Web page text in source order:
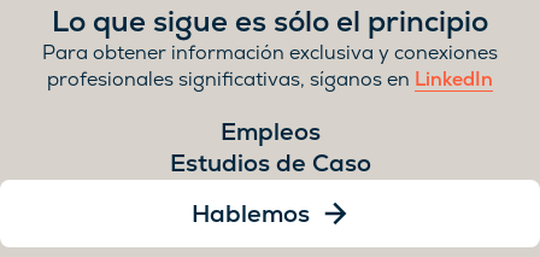
Lo que sigue es sólo el principio
Para obtener información exclusiva y conexiones
profesionales significativas, síganos en LinkedIn
Empleos
Estudios de Caso
Hablemos